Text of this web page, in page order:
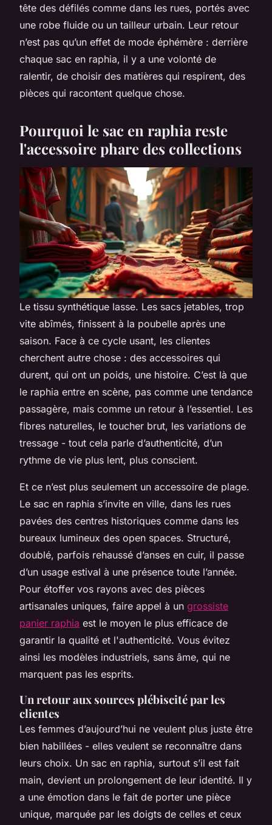
tête des défilés comme dans les rues, portés avec
une robe fluide ou un tailleur urbain. Leur retour
n’est pas qu’un effet de mode éphémère : derrière
chaque sac en raphia, il y a une volonté de
ralentir, de choisir des matières qui respirent, des
pièces qui racontent quelque chose.
Pourquoi le sac en raphia reste
l'accessoire phare des collections
Le tissu synthétique lasse. Les sacs jetables, trop
vite abîmés, finissent à la poubelle après une
saison. Face à ce cycle usant, les clientes
cherchent autre chose : des accessoires qui
durent, qui ont un poids, une histoire. C’est là que
le raphia entre en scène, pas comme une tendance
passagère, mais comme un retour à l’essentiel. Les
fibres naturelles, le toucher brut, les variations de
tressage - tout cela parle d’authenticité, d’un
rythme de vie plus lent, plus conscient.
Et ce n’est plus seulement un accessoire de plage.
Le sac en raphia s’invite en ville, dans les rues
pavées des centres historiques comme dans les
bureaux lumineux des open spaces. Structuré,
doublé, parfois rehaussé d’anses en cuir, il passe
d’un usage estival à une présence toute l’année.
Pour étoffer vos rayons avec des pièces
artisanales uniques, faire appel à un grossiste
panier raphia est le moyen le plus efficace de
garantir la qualité et l'authenticité. Vous évitez
ainsi les modèles industriels, sans âme, qui ne
marquent pas les esprits.
Un retour aux sources plébiscité par les
clientes
Les femmes d’aujourd’hui ne veulent plus juste être
bien habillées - elles veulent se reconnaître dans
leurs choix. Un sac en raphia, surtout s’il est fait
main, devient un prolongement de leur identité. Il y
a une émotion dans le fait de porter une pièce
unique, marquée par les doigts de celles et ceux